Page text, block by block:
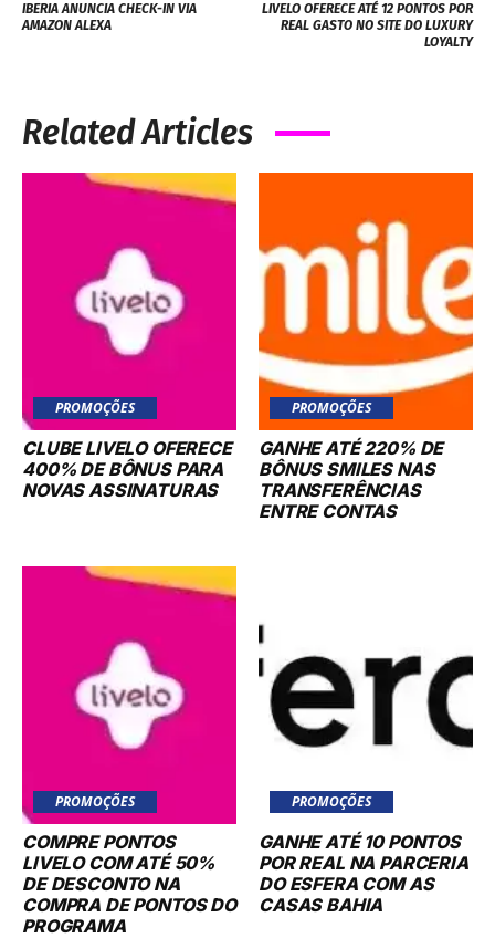
IBERIA ANUNCIA CHECK-IN VIA
AMAZON ALEXA
LIVELO OFERECE ATÉ 12 PONTOS POR
REAL GASTO NO SITE DO LUXURY
LOYALTY
Related Articles
PROMOÇÕES
CLUBE LIVELO OFERECE
400% DE BÔNUS PARA
NOVAS ASSINATURAS
PROMOÇÕES
GANHE ATÉ 220% DE
BÔNUS SMILES NAS
TRANSFERÊNCIAS
ENTRE CONTAS
PROMOÇÕES
COMPRE PONTOS
LIVELO COM ATÉ 50%
DE DESCONTO NA
COMPRA DE PONTOS DO
PROGRAMA
PROMOÇÕES
GANHE ATÉ 10 PONTOS
POR REAL NA PARCERIA
DO ESFERA COM AS
CASAS BAHIA